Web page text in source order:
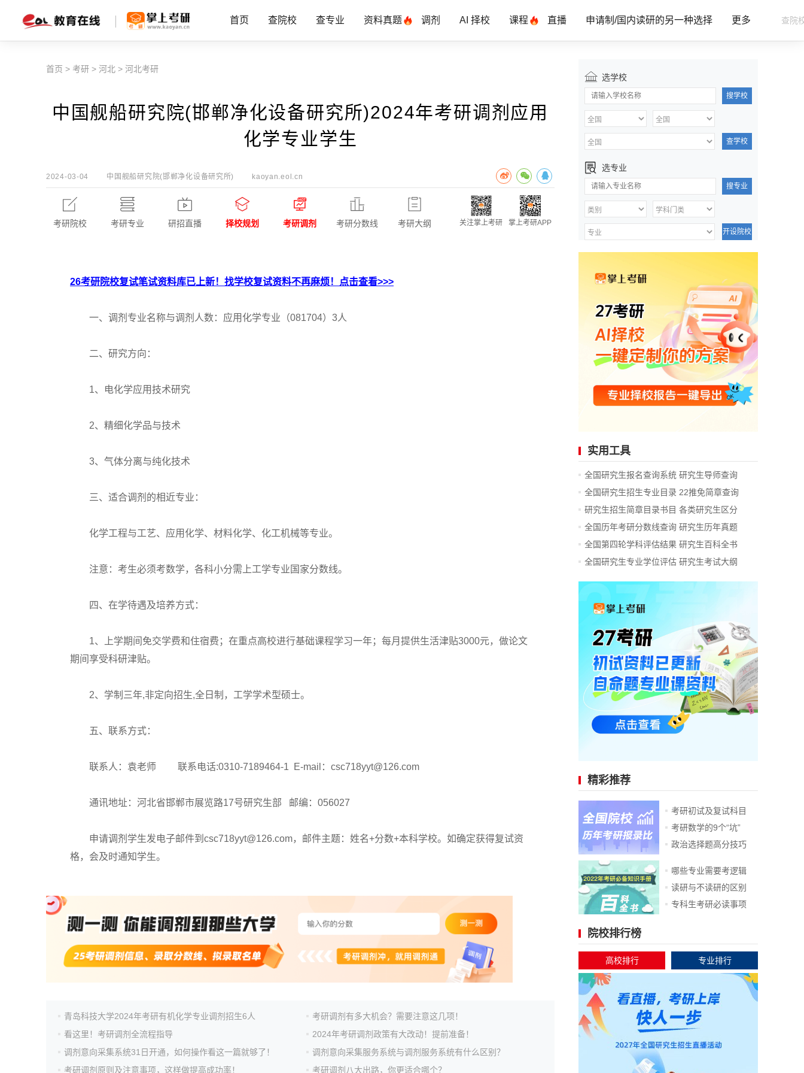
首页 查院校 查专业 资料真题 调剂 AI 择校 课程 直播 申请制/国内读研的另一种选择 更多
首页 > 考研 > 河北 > 河北考研
中国舰船研究院(邯郸净化设备研究所)2024年考研调剂应用
化学专业学生
2024-03-04 中国舰船研究院(邯郸净化设备研究所) kaoyan.eol.cn
考研院校 考研专业 研招直播 择校规划 考研调剂 考研分数线 考研大纲 关注掌上考研 掌上考研APP
26考研院校复试笔试资料库已上新！找学校复试资料不再麻烦！点击查看>>>
一、调剂专业名称与调剂人数：应用化学专业（081704）3人
二、研究方向：
1、电化学应用技术研究
2、精细化学品与技术
3、气体分离与纯化技术
三、适合调剂的相近专业：
化学工程与工艺、应用化学、材料化学、化工机械等专业。
注意：考生必须考数学，各科小分需上工学专业国家分数线。
四、在学待遇及培养方式：
1、上学期间免交学费和住宿费；在重点高校进行基础课程学习一年；每月提供生活津贴3000元，做论文
期间享受科研津贴。
2、学制三年,非定向招生,全日制，工学学术型硕士。
五、联系方式：
联系人：袁老师 联系电话:0310-7189464-1 E-mail：csc718yyt@126.com
通讯地址：河北省邯郸市展览路17号研究生部 邮编：056027
申请调剂学生发电子邮件到csc718yyt@126.com，邮件主题：姓名+分数+本科学校。如确定获得复试资
格，会及时通知学生。
青岛科技大学2024年考研有机化学专业调剂招生6人
考研调剂有多大机会？需要注意这几项！
看这里！考研调剂全流程指导
2024年考研调剂政策有大改动！提前准备！
调剂意向采集系统31日开通，如何操作看这一篇就够了！
调剂意向采集服务系统与调剂服务系统有什么区别？
考研调剂原则及注意事项，这样做提高成功率！
考研调剂八大出路，你更适合哪个？
选学校
搜学校
查学校
选专业
搜专业
开设院校
实用工具
全国研究生报名查询系统 研究生导师查询
全国研究生招生专业目录 22推免简章查询
研究生招生简章目录书目 各类研究生区分
全国历年考研分数线查询 研究生历年真题
全国第四轮学科评估结果 研究生百科全书
全国研究生专业学位评估 研究生考试大纲
精彩推荐
考研初试及复试科目
考研数学的9个“坑”
政治选择题高分技巧
哪些专业需要考逻辑
读研与不读研的区别
专科生考研必读事项
院校排行榜
高校排行 专业排行